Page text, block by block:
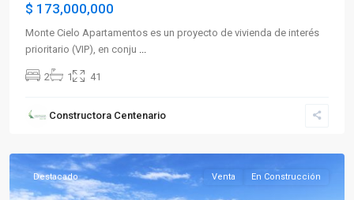
$ 173,000,000
Monte Cielo Apartamentos es un proyecto de vivienda de interés
prioritario (VIP), en conju ...
2 1 41
Constructora Centenario
La
Destacado Venta En Construcción